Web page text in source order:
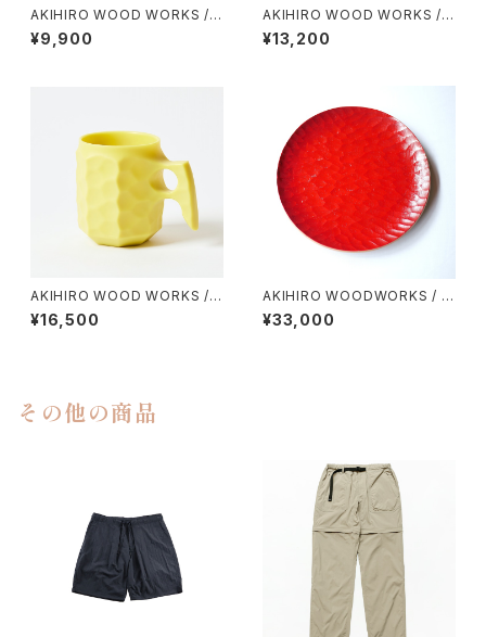
AKIHIRO WOOD WORKS / J
INCUP CERAMIC（M）
¥9,900
AKIHIRO WOOD WORKS / J
INCUP CERAMIC（L）
¥13,200
AKIHIRO WOOD WORKS / J
INCUP ANEW
¥16,500
AKIHIRO WOODWORKS / P
LATE ２７０（URISHI）
¥33,000
その他の商品